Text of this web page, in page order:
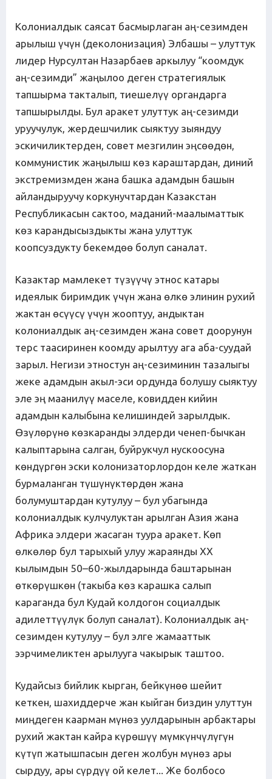
Колониалдык саясат басмырлаган аң-сезимден
арылыш үчүн (деколонизация) Элбашы – улуттук
лидер Нурсултан Назарбаев аркылуу “коомдук
аң-сезимди” жаңылоо деген стратегиялык
тапшырма такталып, тиешелүү органдарга
тапшырылды. Бул аракет улуттук аң-сезимди
уруучулук, жердешчилик сыяктуу зыяндуу
эскичиликтерден, совет мезгилин эңсөөдөн,
коммунистик жаңылыш көз караштардан, диний
экстремизмден жана башка адамдын башын
айландыруучу коркунучтардан Казакстан
Республикасын сактоо, маданий-маалыматтык
көз карандысыздыкты жана улуттук
коопсуздукту бекемдөө болуп саналат.
Казактар мамлекет түзүүчү этнос катары
идеялык биримдик үчүн жана өлкө элинин рухий
жактан өсүүсү үчүн жооптуу, андыктан
колониалдык аң-сезимден жана совет доорунун
терс таасиринен коомду арылтуу ага аба-суудай
зарыл. Негизи этностун аң-сезиминин тазалыгы
жеке адамдын акыл-эси ордунда болушу сыяктуу
эле эң маанилүү маселе, ковидден кийин
адамдын калыбына келишиндей зарылдык.
Өзүлөрүнө көзкаранды элдерди ченеп-бычкан
калыптарына салган, буйрукчул нускоосуна
көндүргөн эски колонизаторлордон келе жаткан
бурмаланган түшүнүктөрдөн жана
болумуштардан кутулуу – бул убагында
колониалдык кулчулуктан арылган Азия жана
Африка элдери жасаган туура аракет. Көп
өлкөлөр бул тарыхый улуу жараянды ХХ
кылымдын 50–60-жылдарында баштарынан
өткөрүшкөн (такыба көз карашка салып
караганда бул Кудай колдогон социалдык
адилеттүүлүк болуп саналат). Колониалдык аң-
сезимден кутулуу – бул элге жамааттык
ээрчимеликтен арылууга чакырык таштоо.
Кудайсыз бийлик кырган, бейкүнөө шейит
кеткен, шахиддерче жан кыйган биздин улуттун
миңдеген каарман мүнөз уулдарынын арбактары
рухий жактан кайра күрөшүү мүмкүнчүлүгүн
күтүп жатышпасын деген жолбун мүнөз ары
сырдуу, ары сүрдүү ой келет... Же болбосо